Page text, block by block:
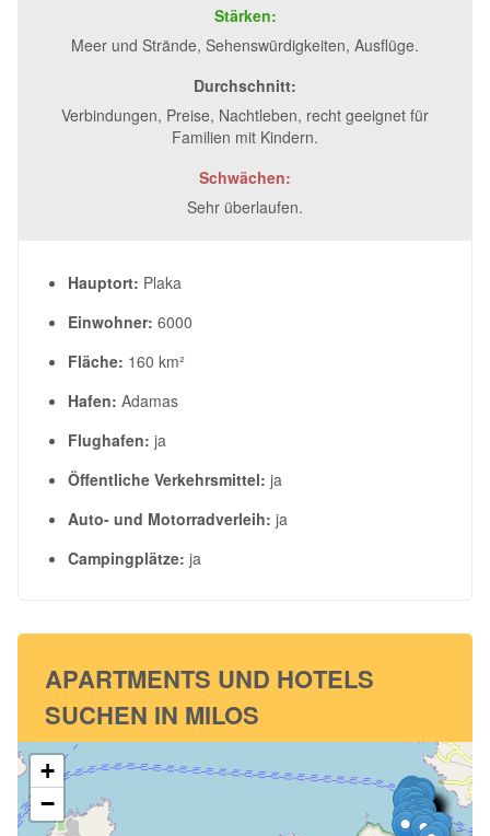
Stärken:
Meer und Strände, Sehenswürdigkeiten, Ausflüge.
Durchschnitt:
Verbindungen, Preise, Nachtleben, recht geeignet für
Familien mit Kindern.
Schwächen:
Sehr überlaufen.
Hauptort: Plaka
Einwohner: 6000
Fläche: 160 km²
Hafen: Adamas
Flughafen: ja
Öffentliche Verkehrsmittel: ja
Auto- und Motorradverleih: ja
Campingplätze: ja
APARTMENTS UND HOTELS
SUCHEN IN MILOS
+
−